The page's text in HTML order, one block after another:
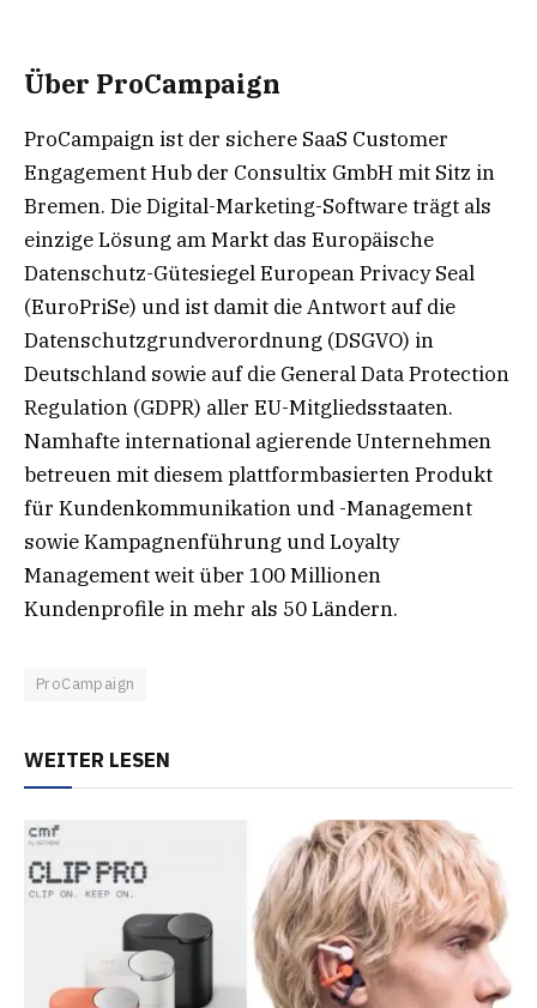
Über ProCampaign
ProCampaign ist der sichere SaaS Customer
Engagement Hub der Consultix GmbH mit Sitz in
Bremen. Die Digital-Marketing-Software trägt als
einzige Lösung am Markt das Europäische
Datenschutz-Gütesiegel European Privacy Seal
(EuroPriSe) und ist damit die Antwort auf die
Datenschutzgrundverordnung (DSGVO) in
Deutschland sowie auf die General Data Protection
Regulation (GDPR) aller EU-Mitgliedsstaaten.
Namhafte international agierende Unternehmen
betreuen mit diesem plattformbasierten Produkt
für Kundenkommunikation und -Management
sowie Kampagnenführung und Loyalty
Management weit über 100 Millionen
Kundenprofile in mehr als 50 Ländern.
ProCampaign
WEITER LESEN